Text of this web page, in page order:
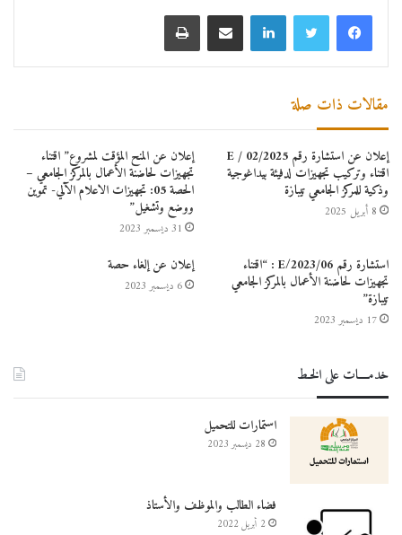
لينكدإن مشاركة عبر البريد طباعة
مقالات ذات صلة
إعلان عن استشارة رقم 02/2025 / E
اقتناء وتركيب تجهيزات لدفيئة بيداغوجية
وذكية للمركز الجامعي تيبازة
8 أبريل 2025
إعلان عن المنح المؤقت لمشروع” اقتناء
تجهيزات لحاضنة الأعمال بالمركز الجامعي –
الحصة 05: تجهيزات الاعلام الآلي- تموين
ووضع وتشغيل”
31 ديسمبر 2023
استشارة رقم 06/E/2023 : “اقتناء
تجهيزات لحاضنة الأعمال بالمركز الجامعي
تيبازة”
17 ديسمبر 2023
إعلان عن إلغاء حصة
6 ديسمبر 2023
خدمــــات على الخـط
استمارات للتحميل
28 ديسمبر 2023
فضاء الطالب والموظف والأستاذ
2 أبريل 2022